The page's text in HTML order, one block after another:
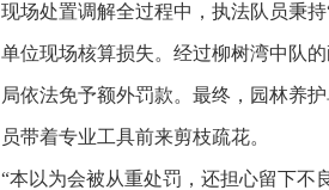
现场处置调解全过程中，执法队员秉
单位现场核算损失。经过柳树湾中队
局依法免予额外罚款。最终，园林养
员带着专业工具前来剪枝疏花。
“本以为会被从重处罚，还担心留下不